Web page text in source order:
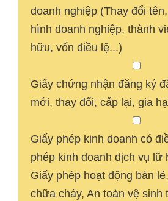
doanh nghiệp (Thay đổi
hình doanh nghiệp, thành
hữu, vốn điều lệ...)
Giấy chứng nhận đăng ký
mới, thay đổi, cấp lại, gia
Giấy phép kinh doanh có
phép kinh doanh dịch vụ lữ
Giấy phép hoạt động bán
chữa cháy, An toàn vệ sinh